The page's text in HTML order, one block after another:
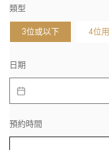
類型
3位或以下 4位用
日期
預約時間